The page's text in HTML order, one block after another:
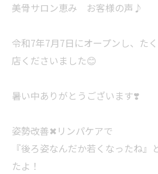
美骨サロン恵み お客様の声♪
令和7年7月7日にオープンし、た
店くださいました😊
暑い中ありがとうございます❣️
姿勢改善✖︎リンパケアで
『後ろ姿なんだか若くなったね
たよ！